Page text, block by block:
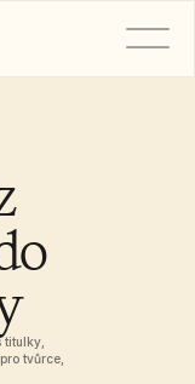
titulky,
tvůrce,